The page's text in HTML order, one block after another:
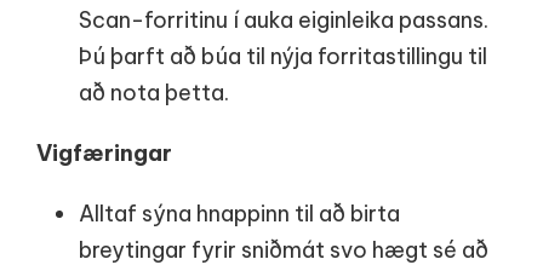
Scan-forritinu í auka eiginleika passans.
Þú þarft að búa til nýja forritastillingu til
að nota þetta.
Vigfæringar
Alltaf sýna hnappinn til að birta
breytingar fyrir sniðmát svo hægt sé að